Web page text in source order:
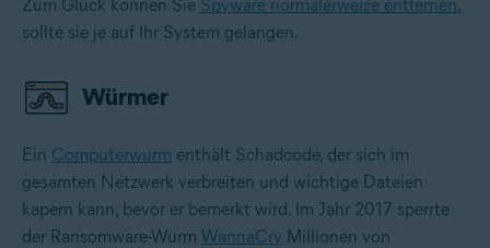
Zum Glück können Sie Spyware normalerweise entfernen ,
sollte sie je auf Ihr System gelangen.
Würmer
Ein Computerwurm enthält Schadcode, der sich im
gesamten Netzwerk verbreiten und wichtige Dateien
kapern kann, bevor er bemerkt wird. Im Jahr 2017 sperrte
der Ransomware-Wurm WannaCry Millionen von